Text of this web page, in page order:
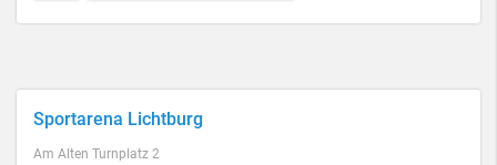
Sportarena Lichtburg
Am Alten Turnplatz 2